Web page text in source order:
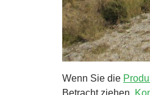
Wenn Sie die
Betracht ziehen.